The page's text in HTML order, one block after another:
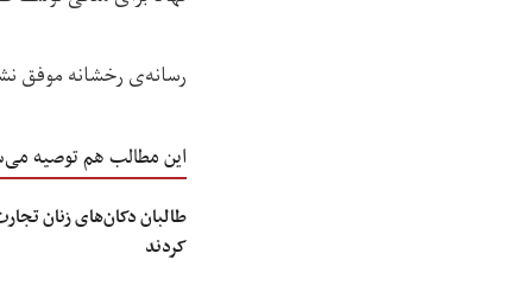
رسانه‌ی رخشانه موفق
این مطالب هم توصیه
طالبان دکان‌های زنان
کردند